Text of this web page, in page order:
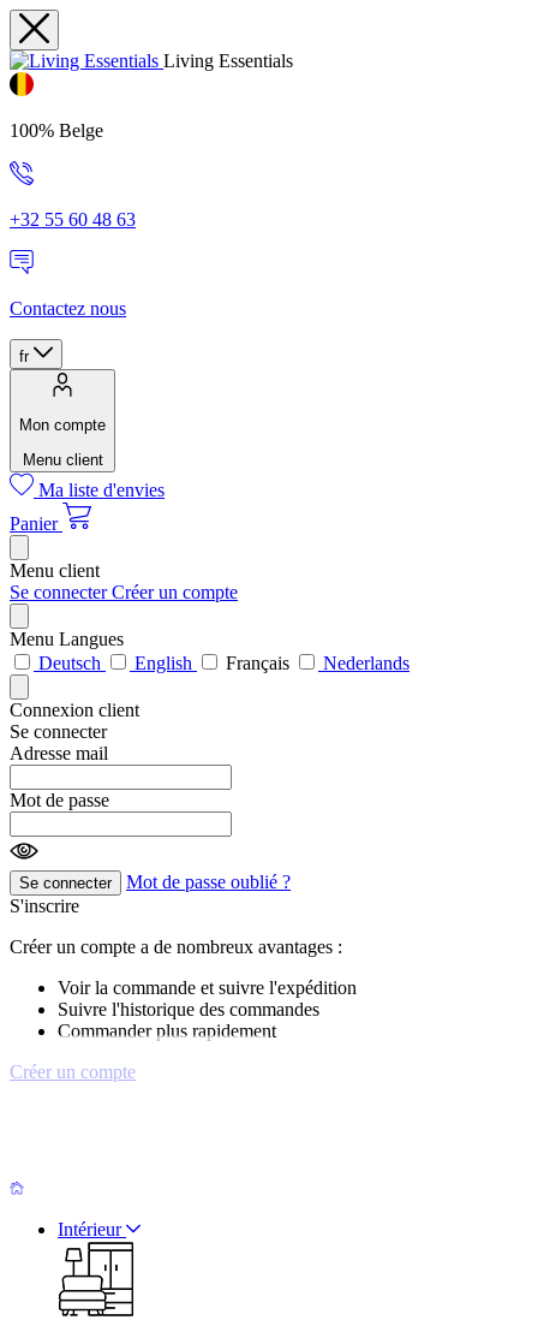
Living Essentials
100% Belge
+32 55 60 48 63
Contactez nous
fr
Mon compte
Menu client
Ma liste d'envies
Panier
Menu client
Se connecterCréer un compte
Menu Langues
Deutsch
English Français Nederlands
Connexion client
Se connecter
Adresse mail
Mot de passe
Se connecter
Mot de passe oublié ?
S'inscrire
Créer un compte a de nombreux avantages :
Voir la commande et suivre l'expédition
Suivre l'historique des commandes
Commander plus rapidement
Créer un compte
Intérieur